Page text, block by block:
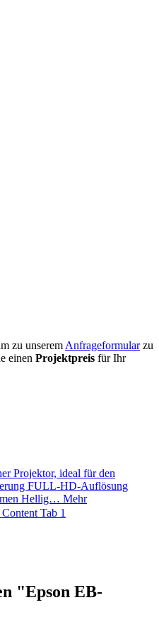
zu unserem Anfrageformularzu
einen Projektpreis für Ihr
Projektor, ideal für den
FULL-HD-Auflösung
Hellig… Mehr
Content Tab 1
"Epson EB-